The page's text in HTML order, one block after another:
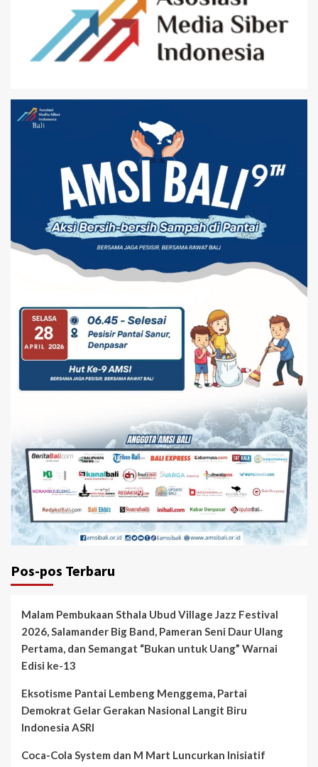
Pos-pos Terbaru
Malam Pembukaan Sthala Ubud Village Jazz Festival
2026, Salamander Big Band, Pameran Seni Daur Ulang
Pertama, dan Semangat “Bukan untuk Uang” Warnai
Edisi ke-13
Eksotisme Pantai Lembeng Menggema, Partai
Demokrat Gelar Gerakan Nasional Langit Biru
Indonesia ASRI
Coca-Cola System dan M Mart Luncurkan Inisiatif